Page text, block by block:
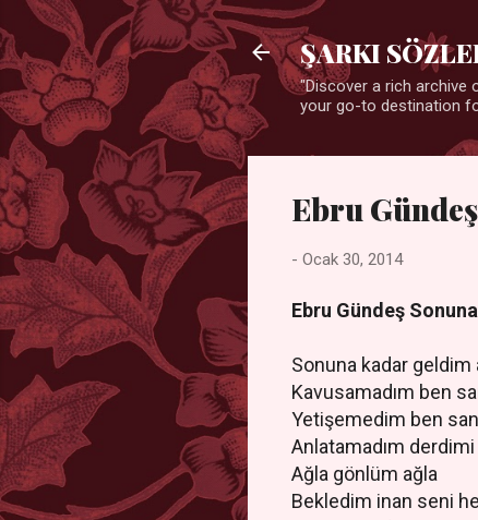
ŞARKI
"Discover a rich archive
your go-to destination
Ebru
- Ocak 30, 2014
Ebru Gündeş
Sonuna kadar geldim
Kavusamadım ben
Yetişemedim ben
Anlatamadım derdimi
Ağla gönlüm ağla
Bekledim inan seni